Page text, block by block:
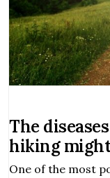
The
hiking
One of the most